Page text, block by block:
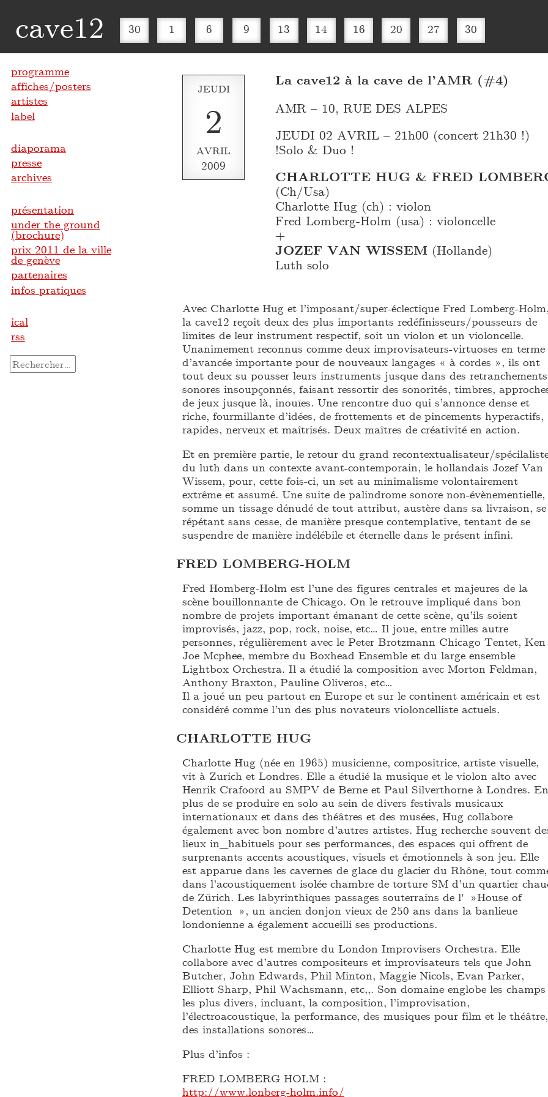
cave12 30 1 6 9 13 14 16 20 27 30
JEUDI
2
AVRIL
2009
La cave12 à la cave de l’AMR (#4)
AMR – 10, RUE DES ALPES
JEUDI 02 AVRIL – 21h00 (concert 21h30 !)
!Solo & Duo !
CHARLOTTE HUG & FRED
(Ch/Usa)
Charlotte Hug (ch) : violon
Fred Lomberg-Holm (usa) : violoncelle
+
JOZEF VAN WISSEM (Hollande)
Luth solo
Avec Charlotte Hug et l’imposant/super-éclectique Fred Lomberg-Holm,
la cave12 reçoit deux des plus importants redéfinisseurs/pousseurs de
limites de leur instrument respectif, soit un violon et un violoncelle.
Unanimement reconnus comme deux improvisateurs-virtuoses en terme
d’avancée importante pour de nouveaux langages « à cordes », ils ont
tout deux su pousser leurs instruments jusque dans des retranchements
sonores insoupçonnés, faisant ressortir des sonorités, timbres,
de jeux jusque là, inouïes. Une rencontre duo qui s’annonce dense et
riche, fourmillante d’idées, de frottements et de pincements hyperactifs,
rapides, nerveux et maîtrisés. Deux maîtres de créativité en action.
Et en première partie, le retour du grand recontextualisateur/
du luth dans un contexte avant-contemporain, le hollandais Jozef Van
Wissem, pour, cette fois-ci, un set au minimalisme volontairement
extrême et assumé. Une suite de palindrome sonore non-évènementielle,
somme un tissage dénudé de tout attribut, austère dans sa livraison, se
répétant sans cesse, de manière presque contemplative, tentant de se
suspendre de manière indélébile et éternelle dans le présent infini.
FRED LOMBERG-HOLM
Fred Homberg-Holm est l’une des figures centrales et majeures de la
scène bouillonnante de Chicago. On le retrouve impliqué dans bon
nombre de projets important émanant de cette scène, qu’ils soient
improvisés, jazz, pop, rock, noise, etc… Il joue, entre milles autre
personnes, régulièrement avec le Peter Brotzmann Chicago Tentet, Ken
Joe Mcphee, membre du Boxhead Ensemble et du large ensemble
Lightbox Orchestra. Il a étudié la composition avec Morton Feldman,
Anthony Braxton, Pauline Oliveros, etc…
Il a joué un peu partout en Europe et sur le continent américain et est
considéré comme l’un des plus novateurs violoncelliste actuels.
CHARLOTTE HUG
Charlotte Hug (née en 1965) musicienne, compositrice, artiste visuelle,
vit à Zurich et Londres. Elle a étudié la musique et le violon alto avec
Henrik Crafoord au SMPV de Berne et Paul Silverthorne à Londres. En
plus de se produire en solo au sein de divers festivals musicaux
internationaux et dans des théâtres et des musées, Hug collabore
également avec bon nombre d’autres artistes. Hug recherche souvent
lieux in_habituels pour ses performances, des espaces qui offrent de
surprenants accents acoustiques, visuels et émotionnels à son jeu. Elle
est apparue dans les cavernes de glace du glacier du Rhône, tout
dans l’acoustiquement isolée chambre de torture SM d’un quartier
de Zürich. Les labyrinthiques passages souterrains de l' »House of
Detention », un ancien donjon vieux de 250 ans dans la banlieue
londonienne a également accueilli ses productions.
Charlotte Hug est membre du London Improvisers Orchestra. Elle
collabore avec d’autres compositeurs et improvisateurs tels que John
Butcher, John Edwards, Phil Minton, Maggie Nicols, Evan Parker,
Elliott Sharp, Phil Wachsmann, etc,,. Son domaine englobe les champs
les plus divers, incluant, la composition, l’improvisation,
l’électroacoustique, la performance, des musiques pour film et le théâtre,
des installations sonores…
Plus d’infos :
FRED LOMBERG HOLM :
http://www.lonberg-holm.info/
programme
affiches/posters
artistes
label
diaporama
presse
archives
présentation
under the ground
(brochure)
prix 2011 de la ville
de genève
partenaires
infos pratiques
ical
rss
Rechercher :